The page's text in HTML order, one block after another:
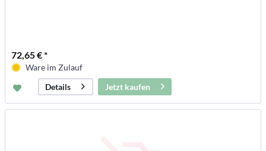
72,65 € *
Ware im Zulauf
Details
Jetzt kaufen